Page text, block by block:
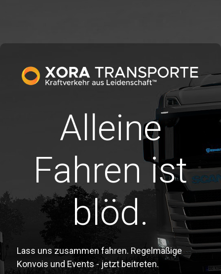
Alleine
Fahren ist
blöd.
Lass uns zusammen fahren. Regelmäßige
Konvois und Events - jetzt beitreten.